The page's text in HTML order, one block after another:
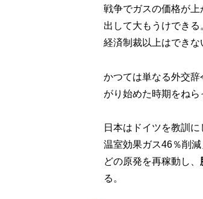
戦争でガスの価格が
出して大もうけできる
経済制裁以上はできな
かつては単なる外交
がり始めた時期をね
日本はドイツを教訓
温室効果ガス46％削
どの原発を再稼動し、
る。